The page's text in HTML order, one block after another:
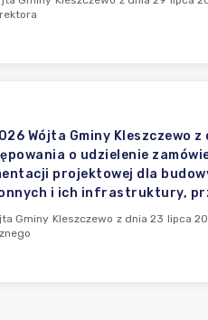
Wójta Gminy
o udzielenie
projektowej dla
i ich infrastruktury,
Gminy Kleszczewo z dnia 23